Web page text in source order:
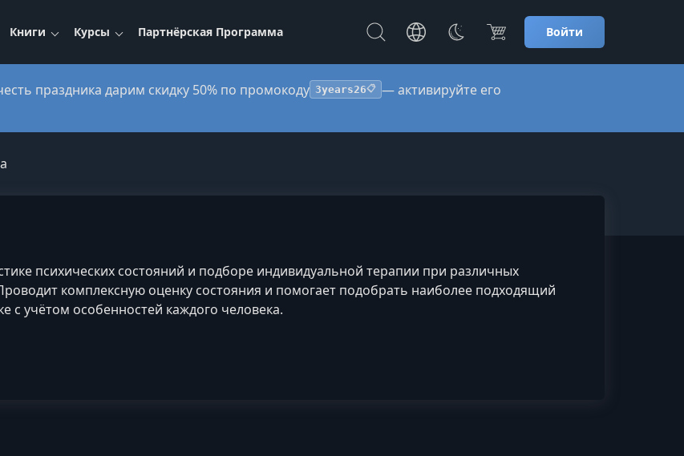
Книги Курсы Партнёрская Программа Войти
праздника дарим скидку 50% по промокоду 3years26📋 — активируйте его
психических состояний и подборе индивидуальной терапии при различных
комплексную оценку состояния и помогает подобрать наиболее подходящий
с учётом особенностей каждого человека.